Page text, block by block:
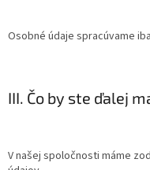
Osobné údaje spracúvame
III. Čo by ste ďalej
V našej spoločnosti máme